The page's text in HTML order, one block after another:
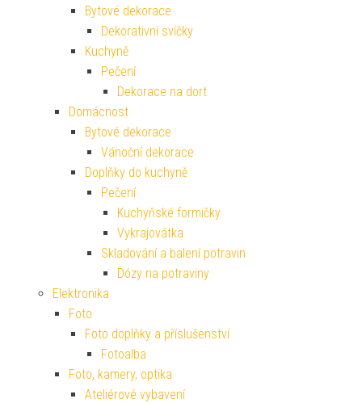
Bytové dekorace
Dekorativní svíčky
Kuchyně
Pečení
Dekorace na dort
Domácnost
Bytové dekorace
Vánoční dekorace
Doplňky do kuchyně
Pečení
Kuchyňské formičky
Vykrajovátka
Skladování a balení potravin
Dózy na potraviny
Elektronika
Foto
Foto doplňky a příslušenství
Fotoalba
Foto, kamery, optika
Ateliérové vybavení